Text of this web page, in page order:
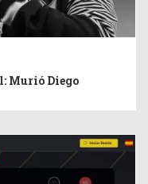
Murió Diego